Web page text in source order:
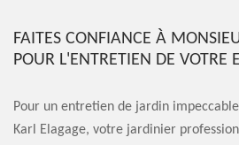
FAITES CONFIANCE À
POUR L'ENTRETIEN DE VOTRE
Pour un entretien de jardin
Karl Elagage, votre jardinier